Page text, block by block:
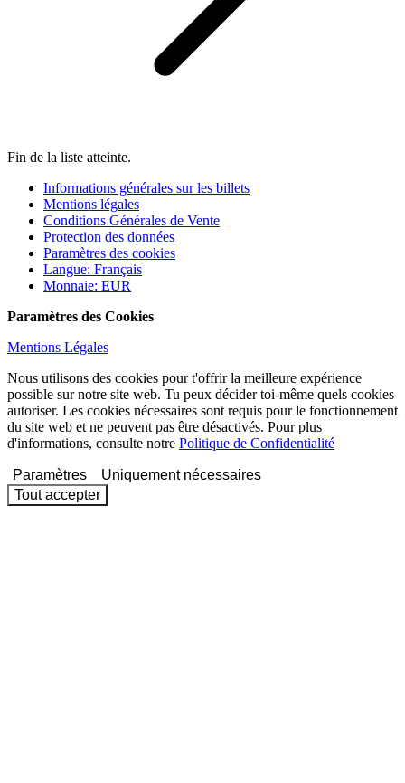
Fin de la liste atteinte.
Informations générales sur les billets
Mentions légales
Conditions Générales de Vente
Protection des données
Paramètres des cookies
Langue: Français
Monnaie: EUR
Paramètres des Cookies
Mentions Légales
Nous utilisons des cookies pour t'offrir la meilleure expérience
possible sur notre site web. Tu peux décider toi-même quels cookies
autoriser. Les cookies nécessaires sont requis pour le fonctionnement
du site web et ne peuvent pas être désactivés. Pour plus
d'informations, consulte notre Politique de Confidentialité
Paramètres
Uniquement nécessaires
Tout accepter